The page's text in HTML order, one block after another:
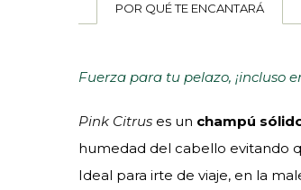
POR QUÉ TE ENCANTARÁ
Fuerza para tu pelazo, ¡incluso
Pink Citrus es un champú
humedad del cabello evitando
Ideal para irte de viaje, en la